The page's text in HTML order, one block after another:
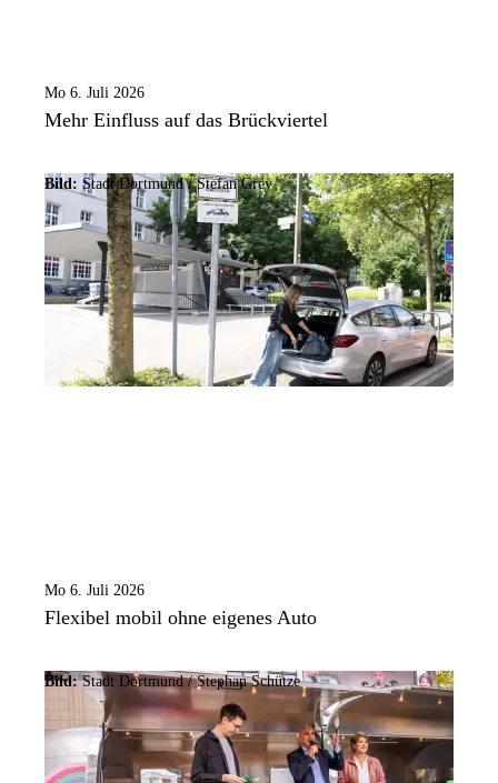
Mo 6. Juli 2026
Mehr Einfluss auf das Brückviertel
Bild: Stadt Dortmund /Stefan Grey
Mo 6. Juli 2026
Flexibel mobil ohne eigenes Auto
Bild:Stadt Dortmund / Stephan Schütze